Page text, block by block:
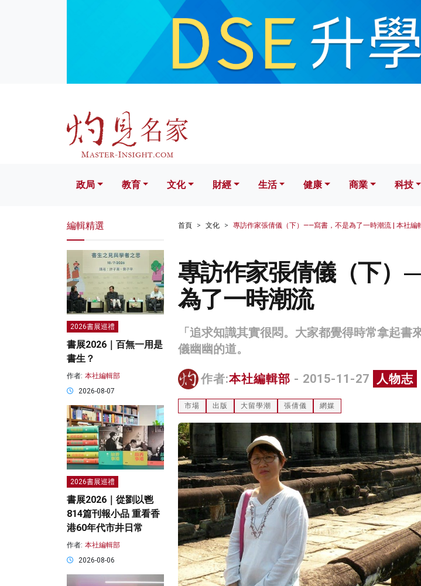
文化 財經 生活 健康 科技
政局 教育 文化 財經 生活 健康 商業 科技
首頁 文化 專訪作家張倩儀（下）——寫書，不是為了一時潮流 | 本社編
專訪作家張倩儀（下）
為了一時潮流
「追求知識其實很悶。大家都覺得時常拿起書
儀幽幽的道。
作者:本社編輯部 - 2015-11-27 人物志
市場 出版 大留學潮 張倩儀 網媒
編輯精選
2026書展巡禮
書展2026｜百無一用是
書生？
作者: 本社編輯部
2026-08-07
2026書展巡禮
書展2026｜從劉以鬯
814篇刊報小品 重看香
港60年代市井日常
作者: 本社編輯部
2026-08-06